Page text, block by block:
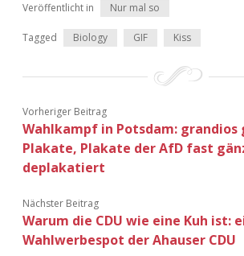
Adventskalender 2015
Adventskalender 2017
Adventskalender
Adventskalender 2021
Veröffentlicht in Nur mal so
Tagged Biology GIF Kiss
Vorheriger Beitrag
Wahlkampf in Potsdam: grandios
Plakate, Plakate der AfD fast
deplakatiert
Nächster Beitrag
Warum die CDU wie eine Kuh ist:
Wahlwerbespot der Ahauser CDU